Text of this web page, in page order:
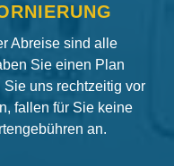
Abreise sind alle
Sie einen Plan
uns rechtzeitig vor
fallen für Sie keine
an.